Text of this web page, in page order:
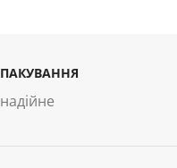
ПАКУВАННЯ
надійне